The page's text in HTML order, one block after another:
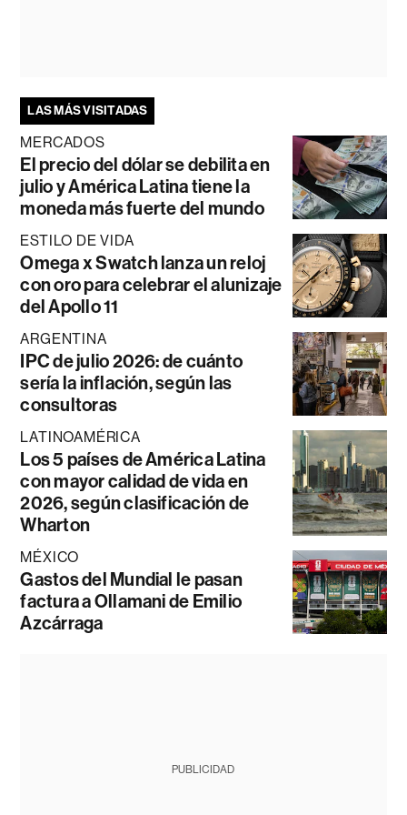
LAS MÁS VISITADAS
MERCADOS
El precio del dólar se debilita en
julio y América Latina tiene la
moneda más fuerte del mundo
ESTILO DE VIDA
Omega x Swatch lanza un reloj
con oro para celebrar el alunizaje
del Apollo 11
ARGENTINA
IPC de julio 2026: de cuánto
sería la inflación, según las
consultoras
LATINOAMÉRICA
Los 5 países de América Latina
con mayor calidad de vida en
2026, según clasificación de
Wharton
MÉXICO
Gastos del Mundial le pasan
factura a Ollamani de Emilio
Azcárraga
PUBLICIDAD